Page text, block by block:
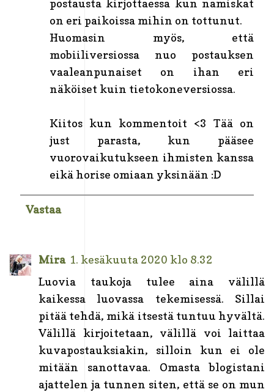
postausta kirjottaessa kun namiskat
on eri paikoissa mihin on tottunut.
Huomasin myös, että
mobiiliversiossa nuo postauksen
vaaleanpunaiset on ihan eri
näköiset kuin tietokoneversiossa.
Kiitos kun kommentoit <3 Tää on
just parasta, kun pääsee
vuorovaikutukseen ihmisten kanssa
eikä horise omiaan yksinään :D
Vastaa
Mira 1. kesäkuuta 2020 klo 8.32
Luovia taukoja tulee aina välillä
kaikessa luovassa tekemisessä. Sillai
pitää tehdä, mikä itsestä tuntuu hyvältä.
Välillä kirjoitetaan, välillä voi laittaa
kuvapostauksiakin, silloin kun ei ole
mitään sanottavaa. Omasta blogistani
ajattelen ja tunnen siten, että se on mun